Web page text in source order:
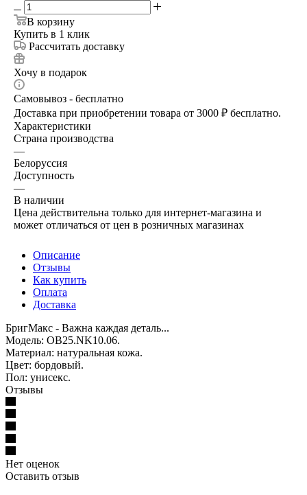
В корзину
Купить в 1 клик
Рассчитать доставку
Хочу в подарок
Самовывоз - бесплатно
Доставка при приобретении товара от 3000 ₽ бесплатно.
Характеристики
Страна производства
—
Белоруссия
Доступность
—
В наличии
Цена действительна только для интернет-магазина и
может отличаться от цен в розничных магазинах
Описание
Отзывы
Как купить
Оплата
Доставка
БригМакс - Важна каждая деталь...
Модель: OB25.NK10.06.
Материал: натуральная кожа.
Цвет: бордовый.
Пол: унисекс.
Отзывы
Нет оценок
Оставить отзыв